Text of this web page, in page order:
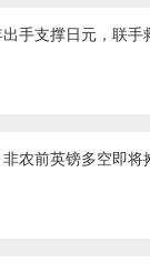
手支撑日元，联手
农前英镑多空即将